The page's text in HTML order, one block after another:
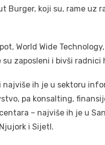
Burger, koji su, rame uz
World Wide
zaposleni i bivši radnici
najviše ih je u sektoru
pa konsalting,
– najviše ih je u
i Sijetl.